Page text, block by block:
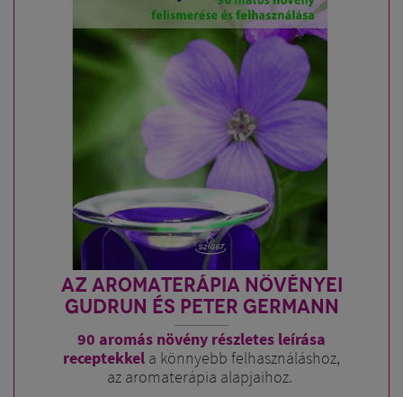
AZ AROMATERÁPIA NÖVÉNYEI
GUDRUN ÉS PETER GERMANN
90 aromás növény részletes leírása
receptekkel a könnyebb felhasználáshoz,
az aromaterápia alapjaihoz.